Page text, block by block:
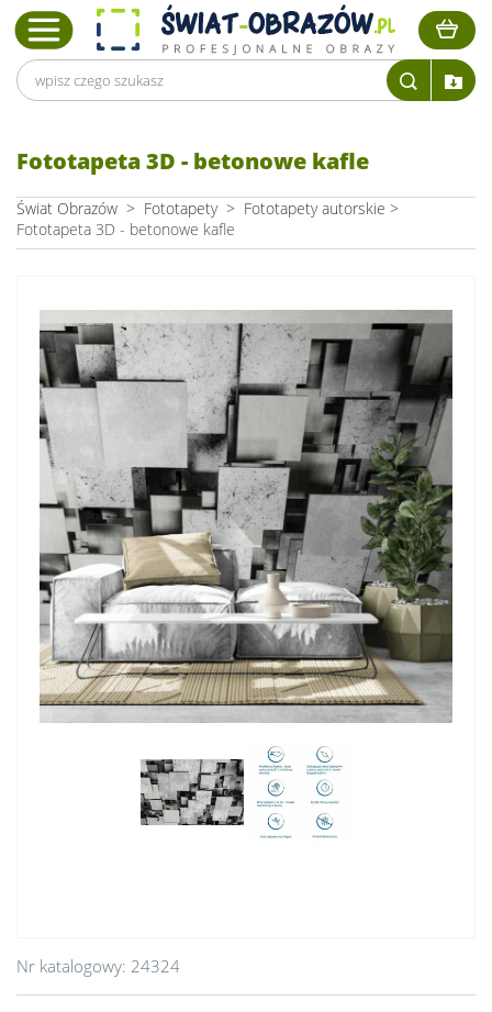
Fototapeta 3D - betonowe kafle
Świat Obrazów > Fototapety > Fototapety autorskie >
Fototapeta 3D - betonowe kafle
Nr katalogowy: 24324